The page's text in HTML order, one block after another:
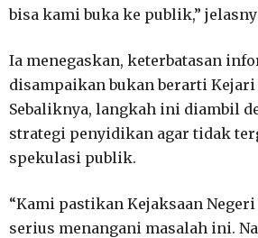
bisa kami buka ke publik,”
Ia menegaskan, keterbatasan
disampaikan bukan berarti Kejari
Sebaliknya, langkah ini diambil
strategi penyidikan agar tidak
spekulasi publik.
“Kami pastikan Kejaksaan
serius menangani masalah ini.